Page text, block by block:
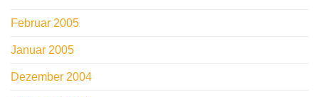
Februar 2005
Januar 2005
Dezember 2004